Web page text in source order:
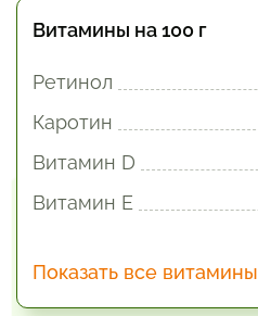
Витамины на 100 г
Ретинол
Каротин
Витамин D
Витамин E
Показать все витамины